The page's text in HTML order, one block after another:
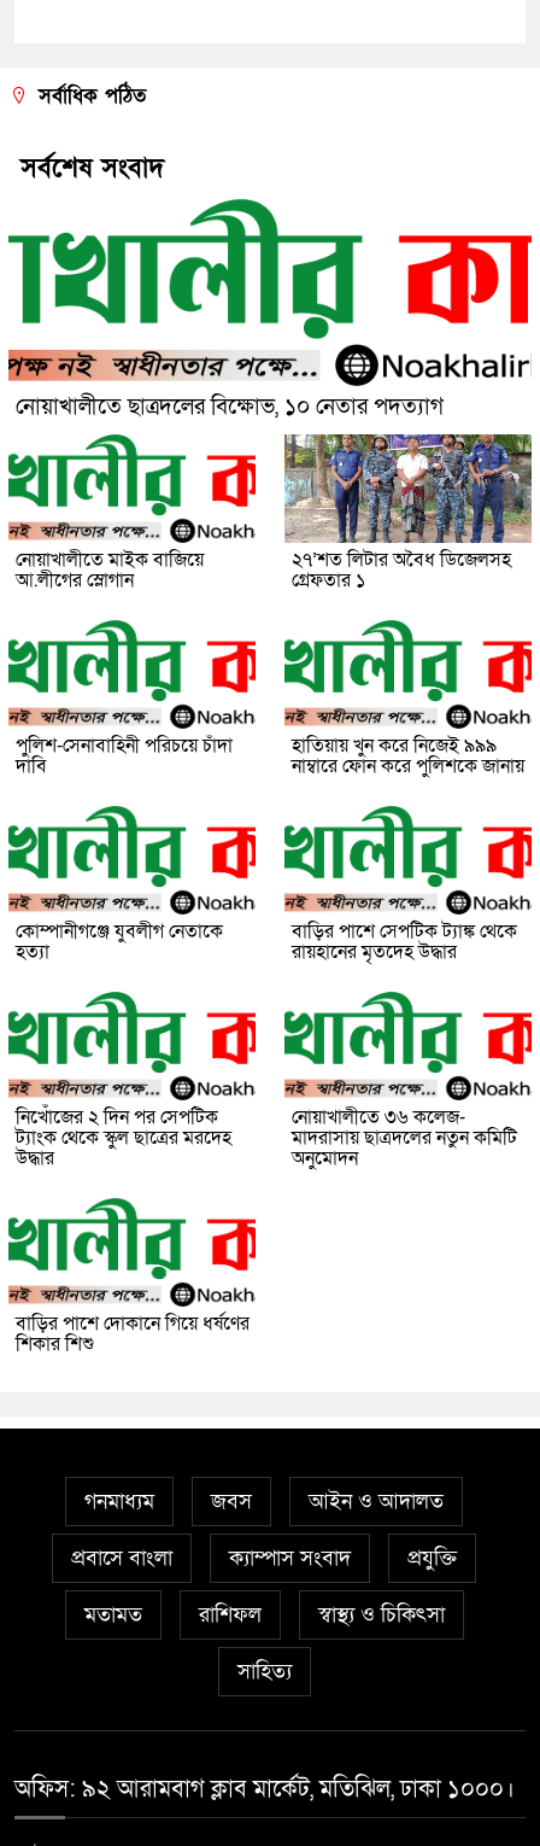
সর্বাধিক পঠিত
সর্বশেষ সংবাদ
নোয়াখালীতে ছাত্রদলের বিক্ষোভ, ১০ নেতার পদত্যাগ
নোয়াখালীতে মাইক বাজিয়ে
আ.লীগের স্লোগান
২৭’শত লিটার অবৈধ ডিজেলসহ
গ্রেফতার ১
পুলিশ-সেনাবাহিনী পরিচয়ে চাঁদা
দাবি
হাতিয়ায় খুন করে নিজেই ৯৯৯
নাম্বারে ফোন করে পুলিশকে জানায়
কোম্পানীগঞ্জে যুবলীগ নেতাকে
হত্যা
বাড়ির পাশে সেপটিক ট্যাঙ্ক থেকে
রায়হানের মৃতদেহ উদ্ধার
নিখোঁজের ২ দিন পর সেপটিক
ট্যাংক থেকে স্কুল ছাত্রের মরদেহ
উদ্ধার
নোয়াখালীতে ৩৬ কলেজ-
মাদরাসায় ছাত্রদলের নতুন কমিটি
অনুমোদন
বাড়ির পাশে দোকানে গিয়ে ধর্ষণের
শিকার শিশু
গনমাধ্যম জবস আইন ও আদালত
প্রবাসে বাংলা ক্যাম্পাস সংবাদ প্রযুক্তি
মতামত রাশিফল স্বাস্থ্য ও চিকিৎসা
সাহিত্য
অফিস: ৯২ আরামবাগ ক্লাব মার্কেট, মতিঝিল, ঢাকা ১০০০।